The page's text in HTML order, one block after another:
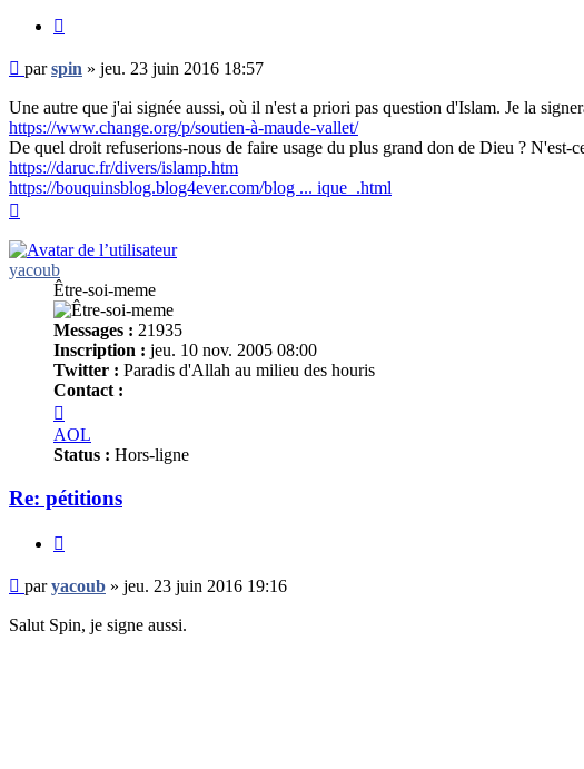
Message
non
lu
parspin » jeu. 23 juin 2016 18:57
Une autre que j'ai signée aussi, où il n'est a priori pas question d'Islam. Je la
https://www.change.org/p/soutien-à-maude-vallet/
De quel droit refuserions-nous de faire usage du plus grand don de Dieu ?
https://daruc.fr/divers/islamp.htm
https://bouquinsblog.blog4ever.com/blog ... ique_.html
yacoub
Être-soi-meme
Messages : 21935
Inscription : jeu. 10 nov. 2005 08:00
Twitter : Paradis d'Allah au milieu des houris
Contact :
yacoub
AOL
Status : Hors-ligne
Re: pétitions
Message
non
lu
paryacoub » jeu. 23 juin 2016 19:16
Salut Spin, je signe aussi.